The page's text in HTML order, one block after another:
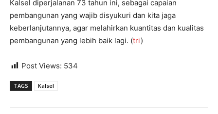
Kalsel diperjalanan 73 tahun ini, sebagai capaian
pembangunan yang wajib disyukuri dan kita jaga
keberlanjutannya, agar melahirkan kuantitas dan kualitas
pembangunan yang lebih baik lagi. (tri)
Post Views: 534
TAGS Kalsel